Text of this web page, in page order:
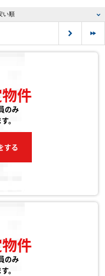
件
のみ
。
する
件
のみ
。